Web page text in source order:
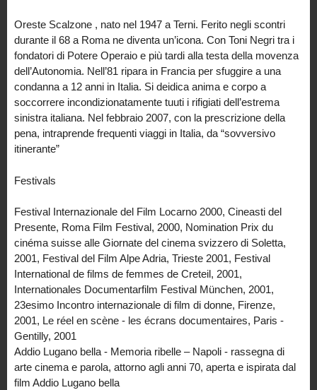
Oreste Scalzone , nato nel 1947 a Terni. Ferito negli scontri
durante il 68 a Roma ne diventa un’icona. Con Toni Negri tra i
fondatori di Potere Operaio e più tardi alla testa della movenza
dell’Autonomia. Nell’81 ripara in Francia per sfuggire a una
condanna a 12 anni in Italia. Si deidica anima e corpo a
soccorrere incondizionatamente tuuti i rifigiati dell’estrema
sinistra italiana. Nel febbraio 2007, con la prescrizione della
pena, intraprende frequenti viaggi in Italia, da “sovversivo
itinerante”
Festivals
Festival Internazionale del Film Locarno 2000, Cineasti del
Presente, Roma Film Festival, 2000, Nomination Prix du
cinéma suisse alle Giornate del cinema svizzero di Soletta,
2001, Festival del Film Alpe Adria, Trieste 2001, Festival
International de films de femmes de Creteil, 2001,
Internationales Documentarfilm Festival München, 2001,
23esimo Incontro internazionale di film di donne, Firenze,
2001, Le réel en scène - les écrans documentaires, Paris -
Gentilly, 2001
Addio Lugano bella - Memoria ribelle – Napoli - rassegna di
arte cinema e parola, attorno agli anni 70, aperta e ispirata dal
film Addio Lugano bella